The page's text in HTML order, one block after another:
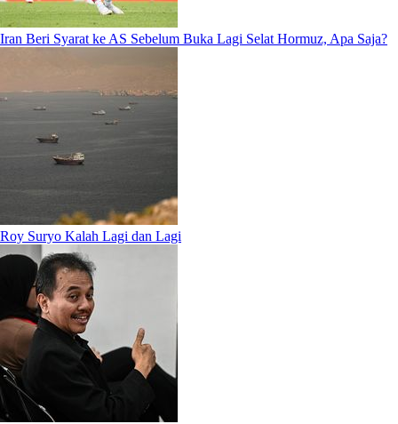
Iran Beri Syarat ke AS Sebelum Buka Lagi Selat Hormuz, Apa Saja?
Roy Suryo Kalah Lagi dan Lagi